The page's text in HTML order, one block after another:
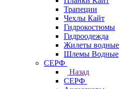
Трапеции
Чехлы Кайт
Гидрокостюмы
Гидроодежда
Жилеты водные
Шлемы Водные
СЕРФ
Назад
СЕРФ